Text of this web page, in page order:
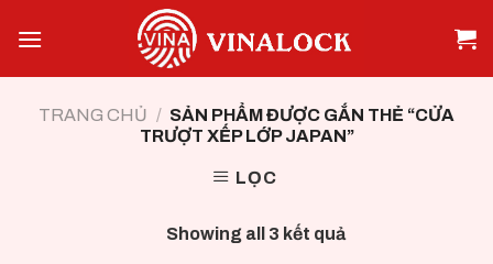
TRANG CHỦ / SẢN PHẨM ĐƯỢC GẮN THẺ “CỬA
TRƯỢT XẾP LỚP JAPAN”
LỌC
Showing all 3 kết quả